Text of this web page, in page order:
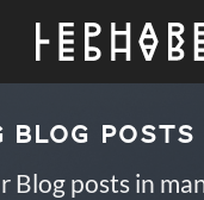
BLOG POSTS
Blog posts in